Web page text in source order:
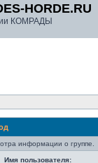
HORDE.RU
КОМРАДЫ
информации о группе.
Имя пользователя: